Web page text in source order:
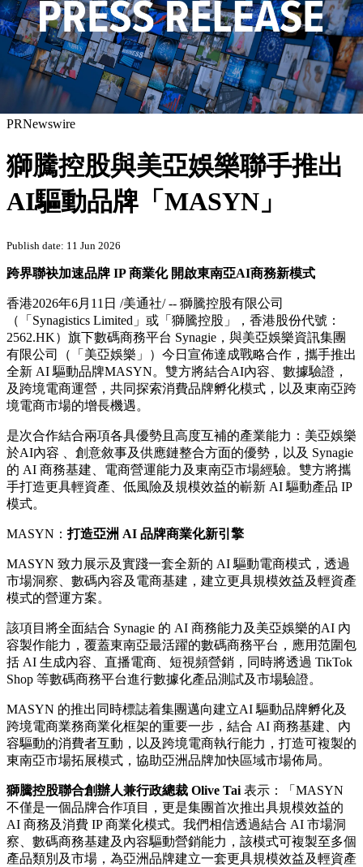
PRNewswire
獅騰控股與美亞娛樂聯手推出
AI驅動品牌「MASYN」
Publish date: 11 Jun 2026
跨界聯袂加速品牌 IP商業化 開啟東南亞AI商務新模式
香港2026年6月11日 /美通社/ -- 獅騰控股有限公司
（「Synagistics Limited」或「獅騰控股」，香港股份代號：
2562.HK）旗下數碼商務平台 Synagie，與美亞娛樂資訊集團
有限公司（「美亞娛樂」
）今日宣佈達成戰略合作，攜手推出
全新 AI 驅動品牌MASYN。雙方將結合AI內容、數據驗證，
及跨境電商運營，共同探索消費品牌孵化模式，以及東南亞跨
境電商市場的增長機遇。
是次合作結合兩項各具優勢且高度互補的產業能力：美亞娛樂
於AI內容 、創意敘事及供應鏈整合方面的優勢，以及 Synagie
的 AI 商務基建、電商營運能力及東南亞市場經驗。雙方將攜
手打造更具輕資產、低風險及規模效益的嶄新 AI 驅動產品 IP
模式。
MASYN：打造亞洲 AI 品牌商業化新引擎
MASYN 致力展示及實踐一套全新的 AI 驅動電商模式，透過
市場洞察、數碼內容及電商基建，建立更具規模效益及輕資產
模式的營運方案。
該項目將全面結合 Synagie 的 AI 商務能力及美亞娛樂的AI 內
容製作能力，覆蓋東南亞最活躍的數碼商務平台，應用范圍包
括 AI 生成內容、直播電商、短視頻營銷，同時將透過 TikTok
Shop 等數碼商務平台進行數據化產品測試及市場驗證。
MASYN 的推出同時標誌着集團邁向建立AI 驅動品牌孵化及
跨境電商業務商業化框架的重要一步，結合 AI 商務基建、內
容驅動的消費者互動，以及跨境電商執行能力，打造可複製的
東南亞市場拓展模式，協助亞洲品牌加快區域市場佈局。
獅騰控股聯合創辦人兼行政總裁 Olive Tai 表示：「MASYN
不僅是一個品牌合作項目，更是集團首次推出具規模效益的
AI 商務及消費 IP 商業化模式。我們相信透過結合 AI 市場洞
察、數碼商務基建及內容驅動營銷能力，該模式可複製至多個
產品類別及市場，為亞洲品牌建立一套更具規模效益及輕資產